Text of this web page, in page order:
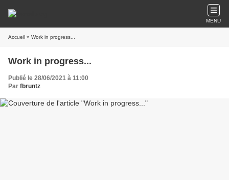
MENU
Accueil » Work in progress...
Work in progress...
Publié le 28/06/2021 à 11:00
Par fbruntz